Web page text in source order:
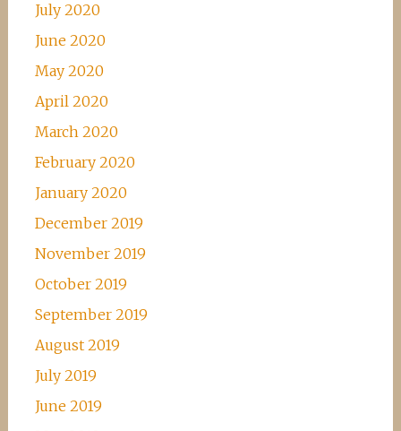
July 2020
June 2020
May 2020
April 2020
March 2020
February 2020
January 2020
December 2019
November 2019
October 2019
September 2019
August 2019
July 2019
June 2019